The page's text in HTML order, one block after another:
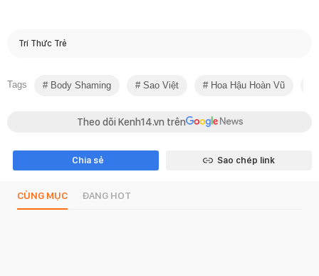
Trí Thức Trẻ
Tags Body Shaming Sao Việt Hoa Hậu Hoàn Vũ
Theo dõi Kenh14.vn trên
Chia sẻ Sao chép link
CÙNG MỤC ĐANG HOT